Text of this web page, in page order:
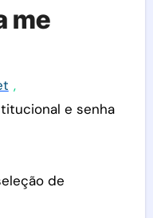
me
,
e senha
de